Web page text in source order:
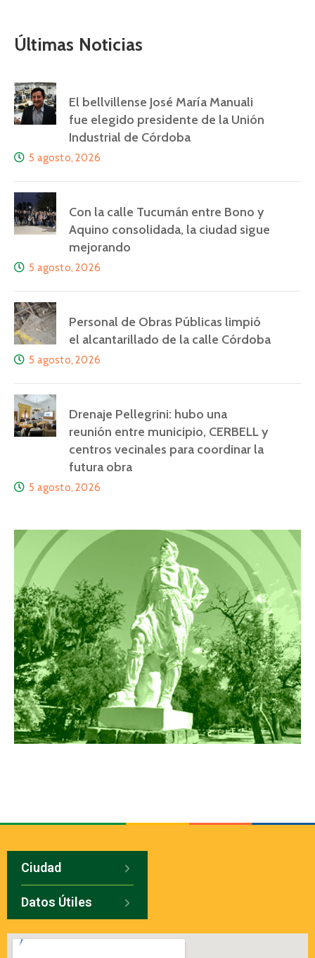
Últimas Noticias
El bellvillense José María Manuali
fue elegido presidente de la Unión
Industrial de Córdoba
5 agosto, 2026
Con la calle Tucumán entre Bono y
Aquino consolidada, la ciudad sigue
mejorando
5 agosto, 2026
Personal de Obras Públicas limpió
el alcantarillado de la calle Córdoba
5 agosto, 2026
Drenaje Pellegrini: hubo una
reunión entre municipio, CERBELL y
centros vecinales para coordinar la
futura obra
5 agosto, 2026
Ciudad
Datos Útiles